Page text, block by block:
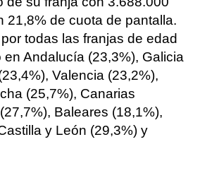
21,8% de cuota de pantalla.
todas las franjas de edad
Andalucía (23,3%), Galicia
Valencia (23,2%),
(25,7%), Canarias
Baleares (18,1%),
y León (29,3%) y